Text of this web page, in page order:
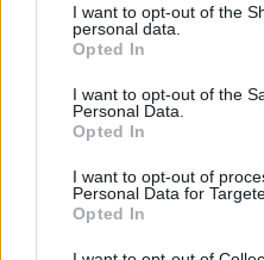
I want to opt-out of the
personal data.
Opted In
I want to opt-out of the
Personal Data.
Opted In
I want to opt-out of
Personal Data for
Opted In
Stažení Slovo